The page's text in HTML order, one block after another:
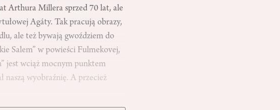
Arthura Millera sprzed 70 lat, ale
Agáty. Tak pracują obrazy,
ale też bywają gwoździem do
Salem” w powieści Fulmekovej,
jest wciąż mocnym punktem
naszą wyobraźnię. A przecież